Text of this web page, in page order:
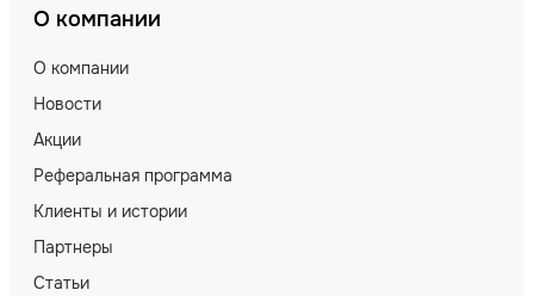
О компании
О компании
Новости
Акции
Реферальная программа
Клиенты и истории
Партнеры
Статьи